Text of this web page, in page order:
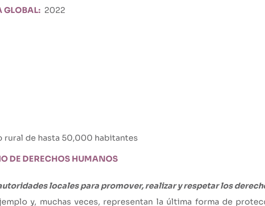
GLOBAL
2022
rural de hasta 50,000 habitantes
DE DERECHOS HUMANOS
locales para promover, realizar y respetar los
y, muchas veces, representan la última forma de